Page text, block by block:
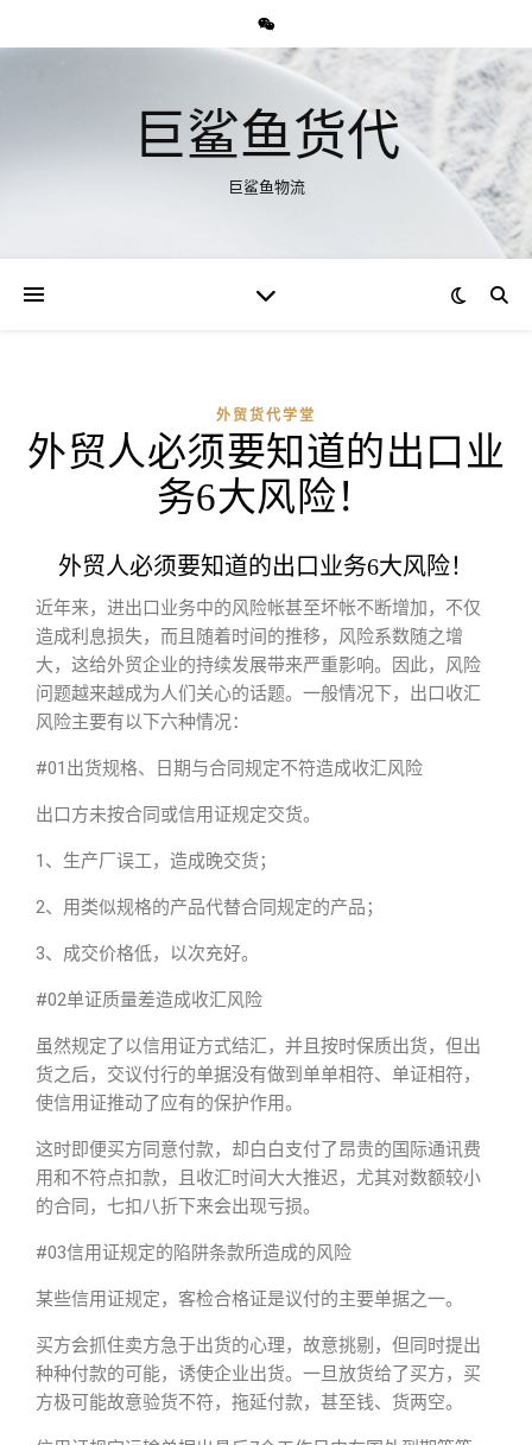
巨鲨鱼货代
巨鲨鱼物流
外贸货代学堂
外贸人必须要知道的出口业
务6大风险！
外贸人必须要知道的出口业务6大风险！
近年来，进出口业务中的风险帐甚至坏帐不断增加，不仅
造成利息损失，而且随着时间的推移，风险系数随之增
大，这给外贸企业的持续发展带来严重影响。因此，风险
问题越来越成为人们关心的话题。一般情况下，出口收汇
风险主要有以下六种情况：
#01出货规格、日期与合同规定不符造成收汇风险
出口方未按合同或信用证规定交货。
1、生产厂误工，造成晚交货；
2、用类似规格的产品代替合同规定的产品；
3、成交价格低，以次充好。
#02单证质量差造成收汇风险
虽然规定了以信用证方式结汇，并且按时保质出货，但出
货之后，交议付行的单据没有做到单单相符、单证相符，
使信用证推动了应有的保护作用。
这时即便买方同意付款，却白白支付了昂贵的国际通讯费
用和不符点扣款，且收汇时间大大推迟，尤其对数额较小
的合同，七扣八折下来会出现亏损。
#03信用证规定的陷阱条款所造成的风险
某些信用证规定，客检合格证是议付的主要单据之一。
买方会抓住卖方急于出货的心理，故意挑剔，但同时提出
种种付款的可能，诱使企业出货。一旦放货给了买方，买
方极可能故意验货不符，拖延付款，甚至钱、货两空。